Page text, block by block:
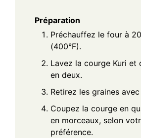
Préparation
Préchauffez le four à
(400°F).
Lavez la courge Kuri et
en deux.
Retirez les graines
Coupez la courge en
en morceaux, selon
préférence.